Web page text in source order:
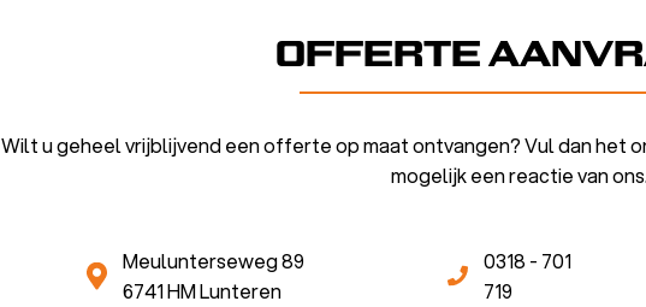
OFFERTE
Wilt u geheel vrijblijvend een offerte op maat ontvangen? Vul dan het
mogelijk een reactie van
Meulunterseweg 89
6741 HM Lunteren
0318 - 701
719